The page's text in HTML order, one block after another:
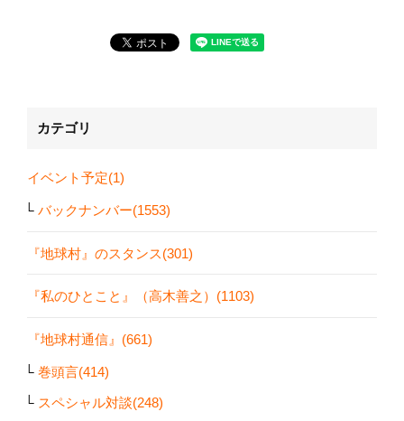
カテゴリ
イベント予定(1)
バックナンバー(1553)
『地球村』のスタンス(301)
『私のひとこと』（高木善之）(1103)
『地球村通信』(661)
巻頭言(414)
スペシャル対談(248)